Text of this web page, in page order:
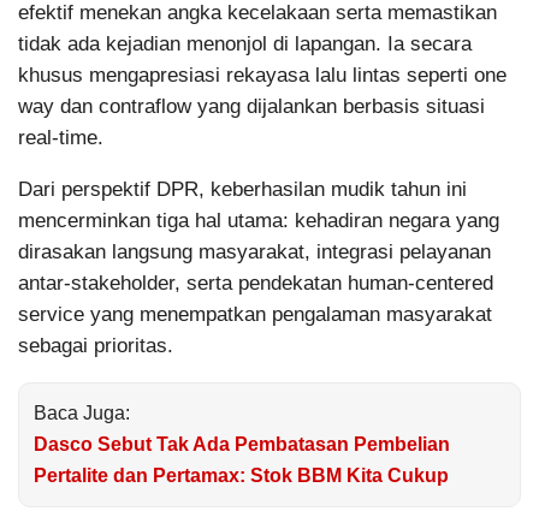
efektif menekan angka kecelakaan serta memastikan
tidak ada kejadian menonjol di lapangan. Ia secara
khusus mengapresiasi rekayasa lalu lintas seperti one
way dan contraflow yang dijalankan berbasis situasi
real-time.
Dari perspektif DPR, keberhasilan mudik tahun ini
mencerminkan tiga hal utama: kehadiran negara yang
dirasakan langsung masyarakat, integrasi pelayanan
antar-stakeholder, serta pendekatan human-centered
service yang menempatkan pengalaman masyarakat
sebagai prioritas.
Baca Juga:
Dasco Sebut Tak Ada Pembatasan Pembelian
Pertalite dan Pertamax: Stok BBM Kita Cukup